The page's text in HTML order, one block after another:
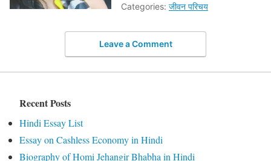
Categories: जीवन परिचय
Leave a Comment
Recent Posts
Hindi Essay List
Essay on Cashless Economy in Hindi
Biography of Homi Jehangir Bhabha in Hindi